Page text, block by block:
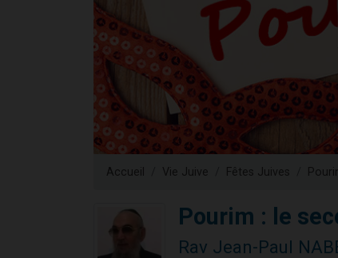
Dovan
2
2
3
Accueil Vie Juive Fêtes Juives
Pourim : le
Rav Jean-Paul